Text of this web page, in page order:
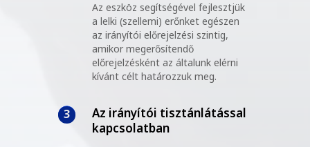
Az irányítói tisztánlátással
kapcsolatban
Az eszköz segítségével fejlesztjük
a lelki (szellemi) erőnket egészen
az irányítói előrejelzési szintig,
amikor megerősítendő
előrejelzésként az általunk elérni
kívánt célt határozzuk meg.
3